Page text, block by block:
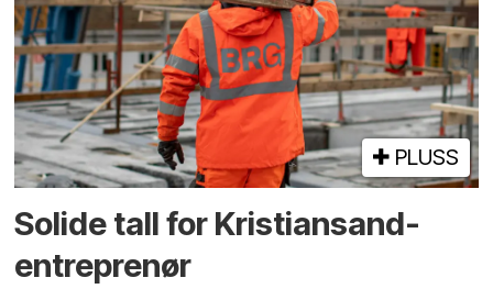
PLUSS
Solide tall for Kristiansand-
entreprenør